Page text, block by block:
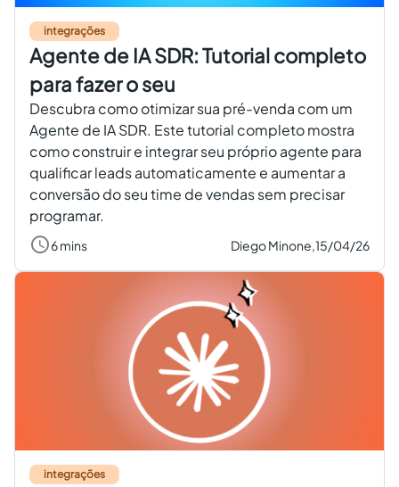
integrações
Agente de IA SDR: Tutorial completo
para fazer o seu
Descubra como otimizar sua pré-venda com um
Agente de IA SDR. Este tutorial completo mostra
como construir e integrar seu próprio agente para
qualificar leads automaticamente e aumentar a
conversão do seu time de vendas sem precisar
programar.
6 mins Diego Minone,15/04/26
integrações